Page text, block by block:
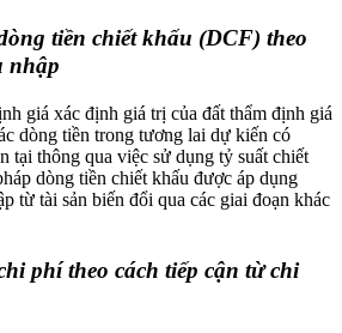
tiền chiết khấu (DCF) theo
nhập
giá xác định giá trị của đất thẩm định giá
dòng tiền trong tương lai dự kiến có
tại thông qua việc sử dụng tỷ suất chiết
dòng tiền chiết khấu được áp dụng
từ tài sản biến đổi qua các giai đoạn khác
phí theo cách tiếp cận từ chi